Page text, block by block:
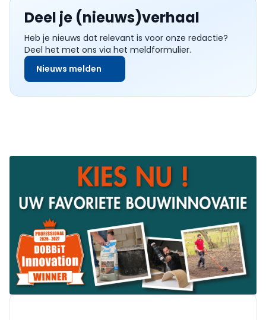
Deel je (nieuws)verhaal
Heb je nieuws dat relevant is voor onze redactie?
Deel het met ons via het meldformulier.
Nieuws melden